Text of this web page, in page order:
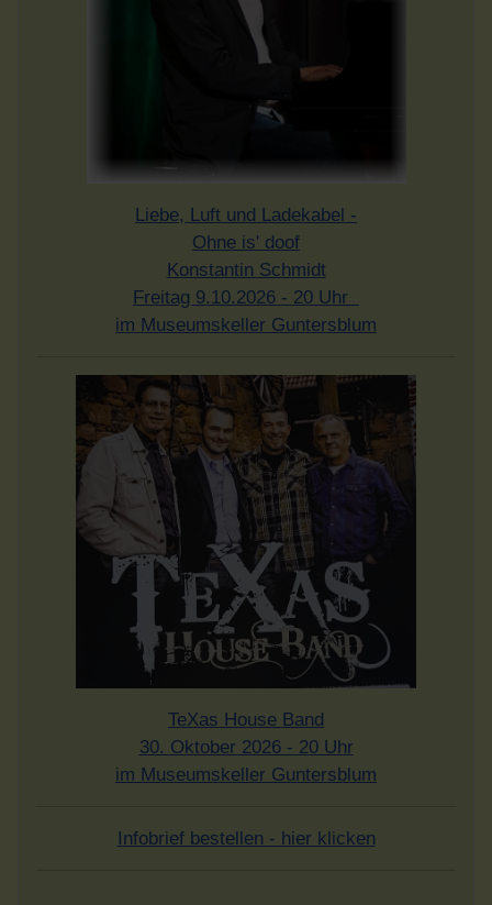
Liebe, Luft und Ladekabel -
Ohne is' doof
Konstantin Schmidt
Freitag 9.10.2026 - 20 Uhr
im Museumskeller Guntersblum
TeXas House Band
30. Oktober 2026 - 20 Uhr
im Museumskeller Guntersblum
Infobrief bestellen - hier klicken